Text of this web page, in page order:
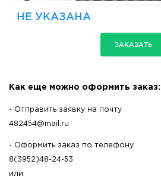
НЕ УКАЗАНА
ЗАКАЗАТЬ
Как еще можно оформить заказ:
- Отправить заявку на почту
482454@mail.ru
- Оформить заказ по телефону
8(3952)48-24-53
или